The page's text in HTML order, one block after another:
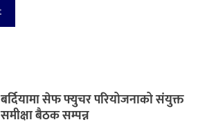
बर्दियामा सेफ फ्युचर परियोजनाको संयुक्त
समीक्षा बैठक सम्पन्न